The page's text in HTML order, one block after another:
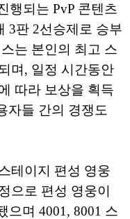
행되는 PvP 콘텐츠
3판 2선승제로 승부
는 본인의 최고 스
며, 일정 시간동안
따라 보상을 획득
자들 간의 경쟁도
테이지 편성 영웅
으로 편성 영웅이
으며 4001, 8001 스